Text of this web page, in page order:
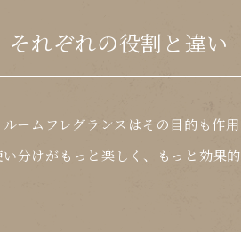
れぞれの役割と違い
ームフレグランスはその目的も作用
分けがもっと楽しく、もっと効果的